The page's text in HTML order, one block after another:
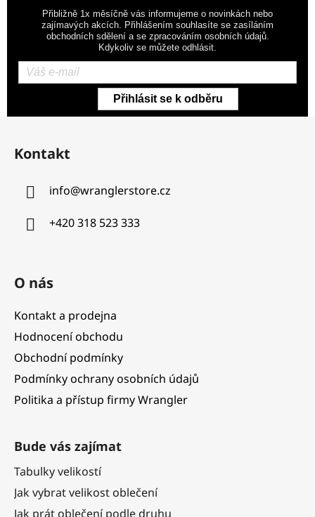
Přibližně 1x měsíčně vás informujeme o novinkách nebo
zajímavých akcích. Přihlášením souhlasíte se zasíláním
obchodních sdělení a se zpracováním osobních údajů.
Kdykoliv se můžete odhlásit.
Přihlásit se k odběru
Z
Kontakt
info@wranglerstore.cz
+420 318 523 333
O nás
Kontakt a prodejna
Hodnocení obchodu
Obchodní podmínky
Podmínky ochrany osobních údajů
Politika a přístup firmy Wrangler
Bude vás zajímat
Tabulky velikostí
Jak vybrat velikost oblečení
Jak prát oblečení podle druhu